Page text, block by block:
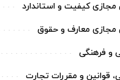
کیفیت و استاندارد
معارف و حقوق
و فرهنگی
قوانین و مقررات تجارت